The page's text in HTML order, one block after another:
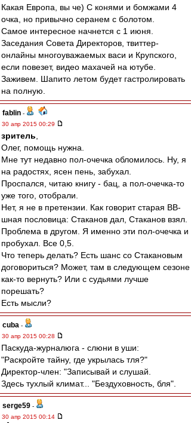
Какая Европа, вы че) С конями и бомжами 4
очка, но привычно серанем с болотом.
Самое интересное начнется с 1 июня.
Заседания Совета Директоров, твиттер-
онлайны многоуважаемых васи и Крупского,
если повезет, видео махачей на ютубе.
Заживем. Шапито летом будет гастролировать
на полную.
fablin -
30 апр 2015 00:29
зpитель
Олег, помощь нужна.
Мне тут недавно пол-очечка обломилось. Ну, я
на радостях, ясен пень, забухал.
Проспался, читаю книгу - бац, а пол-очечка-то
уже того, отобрали.
Нет, я не в претензии. Как говорит старая ВВ-
шная пословица: Стаканов дал, Стаканов взял.
Проблема в другом. Я именно эти пол-очечка и
пробухал. Все 0,5.
Что теперь делать? Есть шанс со Стакановым
договориться? Может, там в следующем сезоне
как-то вернуть? Или с судьями лучше
порешать?
Есть мысли?
cuba -
30 апр 2015 00:28
Паскуда-журналюга - слюни в уши:
"Раскройте тайну, где укрылась тля?"
Директор-член: "Записывай и слушай.
Здесь тухлый климат... "Бездуховность, бля".
serge59 -
30 апр 2015 00:14